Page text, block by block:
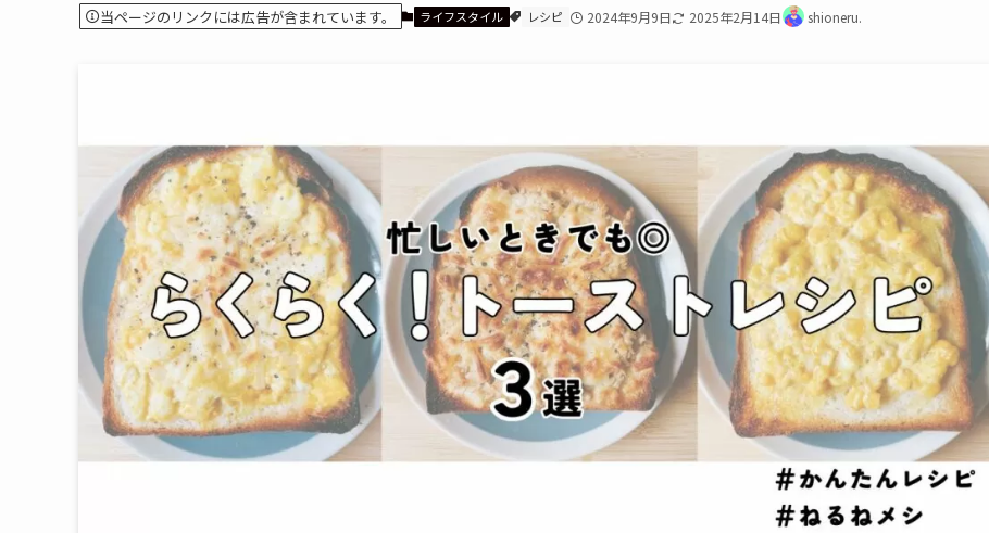
当ページのリンクには広告が含まれています。 ライフスタイル レシピ 2024年9月9日 2025年2月14日 shioneru.